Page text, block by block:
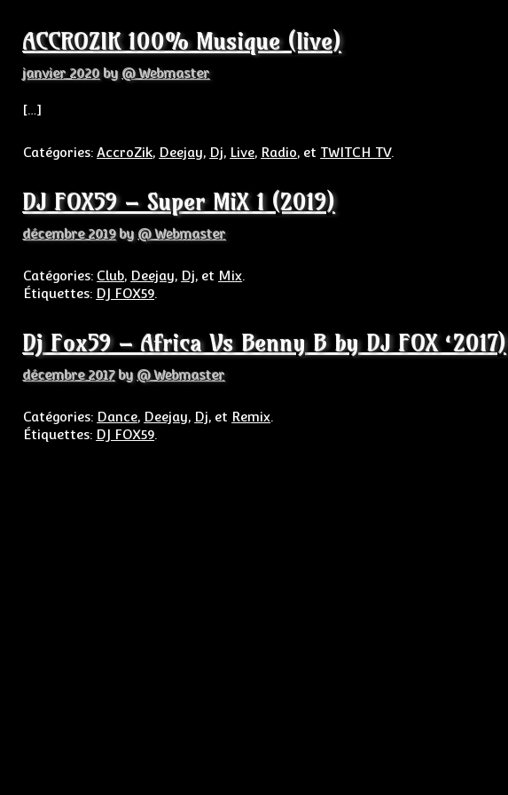
ACCROZIK 100% Musique (live)
janvier 2020 by@ Webmaster
[…]
Catégories: AccroZik, Deejay, Dj, Live, Radio, et TWITCH TV.
DJ FOX59 – Super MiX 1 (2019)
décembre 2019 by@ Webmaster
Catégories: Club, Deejay, Dj, et Mix.
Étiquettes: DJ FOX59.
Dj Fox59 – Africa Vs Benny B by DJ FOX ‘2017)
décembre 2017 by@ Webmaster
Catégories: Dance, Deejay, Dj, et Remix.
Étiquettes: DJ FOX59.